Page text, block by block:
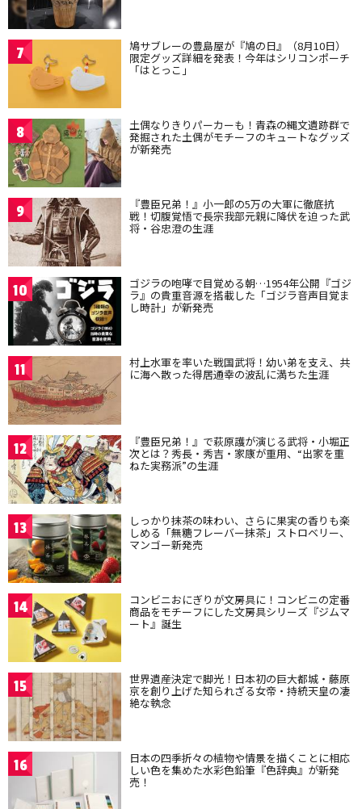
7 鳩サブレーの豊島屋が『鳩の日』（8月10日）
限定グッズ詳細を発表！今年はシリコンポーチ
「はとっこ」
8 土偶なりきりパーカーも！青森の縄文遺跡群で
発掘された土偶がモチーフのキュートなグッズ
が新発売
9 『豊臣兄弟！』小一郎の5万の大軍に徹底抗
戦！切腹覚悟で長宗我部元親に降伏を迫った武
将・谷忠澄の生涯
10 ゴジラの咆哮で目覚める朝…1954年公開『ゴジ
ラ』の貴重音源を搭載した「ゴジラ音声目覚ま
し時計」が新発売
11 村上水軍を率いた戦国武将！幼い弟を支え、共
に海へ散った得居通幸の波乱に満ちた生涯
12 『豊臣兄弟！』で萩原護が演じる武将・小堀正
次とは？秀長・秀吉・家康が重用、“出家を重
ねた実務派”の生涯
13 しっかり抹茶の味わい、さらに果実の香りも楽
しめる「無糖フレーバー抹茶」ストロベリー、
マンゴー新発売
14 コンビニおにぎりが文房具に！コンビニの定番
商品をモチーフにした文房具シリーズ『ジムマ
ート』誕生
15 世界遺産決定で脚光！日本初の巨大都城・藤原
京を創り上げた知られざる女帝・持統天皇の凄
絶な執念
16 日本の四季折々の植物や情景を描くことに相応
しい色を集めた水彩色鉛筆『色辞典』が新発
売！